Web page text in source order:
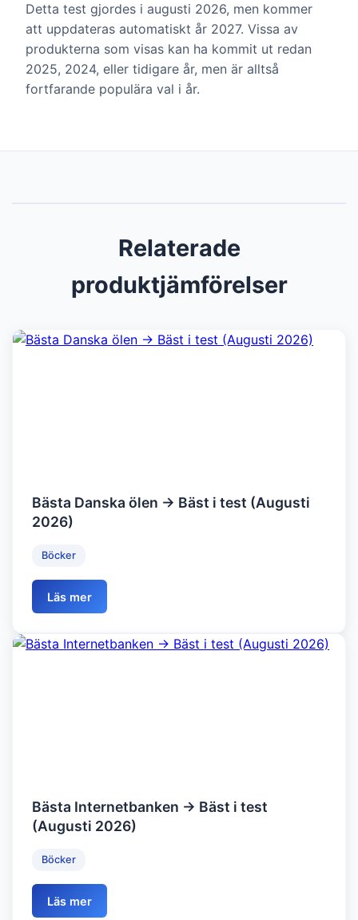
Detta test gjordes i augusti 2026, men kommer
att uppdateras automatiskt år 2027. Vissa av
produkterna som visas kan ha kommit ut redan
2025, 2024, eller tidigare år, men är alltså
fortfarande populära val i år.
Relaterade
produktjämförelser
Bästa Danska ölen → Bäst i test (Augusti
2026)
Böcker
Läs mer
Bästa Internetbanken → Bäst i test
(Augusti 2026)
Böcker
Läs mer